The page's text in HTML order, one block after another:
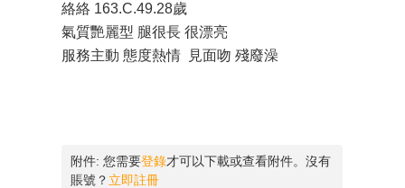
絡絡 163.C.49.28歲
氣質艷麗型 腿很長 很漂亮
服務主動 態度熱情 見面吻 殘廢澡
附件: 您需要登錄才可以下載或查看附件。沒有
賬號？ 立即註冊